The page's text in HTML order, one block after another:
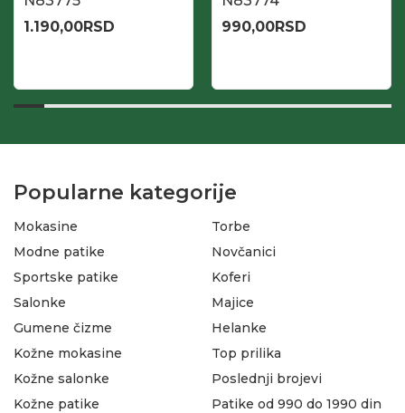
1.190,00RSD
990,00RSD
Popularne kategorije
Mokasine
Modne patike
Sportske patike
Salonke
Gumene čizme
Torbe
Novčanici
Koferi
Majice
Helanke
Kožne mokasine
Kožne salonke
Kožne patike
Top prilika
Poslednji brojevi
Patike od 990 do 1990 din